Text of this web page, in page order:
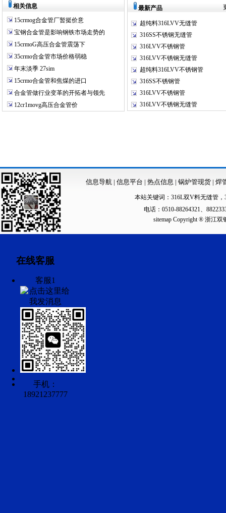
相关信息
15crmog合金管厂暂挺价意
宝钢合金管是影响钢铁市场走势的
15crmoG高压合金管震荡下
35crmo合金管市场价格弱稳
年末淡季 27sim
15crmo合金管和焦煤的进口
合金管做行业变革的开拓者与领先
12cr1movg高压合金管价
最新产品
超纯料316LVV无缝管
316SS不锈钢无缝管
316LVV不锈钢管
316LVV不锈钢无缝管
超纯料316LVV不锈钢管
316SS不锈钢管
316LVV不锈钢管
316LVV不锈钢无缝管
信息导航| 信息平台 | 热点信息 | 锅炉管现货 | 焊
本站关键词： 316L双V料无缝管 ，
电话：0510-88264321、
sitemapCopyright ® 浙江双
在线客服
客服1
手机：
18921237777